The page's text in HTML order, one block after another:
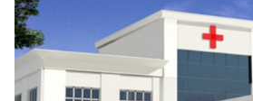
Chính sách mới
Tham vấn chính sách
Người dân góp ý